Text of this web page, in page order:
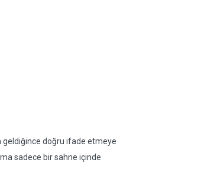
geldiğince doğru ifade etmeye
sadece bir sahne içinde